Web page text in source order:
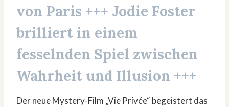
von Paris +++ Jodie Foster
brilliert in einem
fesselnden Spiel zwischen
Wahrheit und Illusion +++
Der neue Mystery-Film „Vie Privée“ begeistert das